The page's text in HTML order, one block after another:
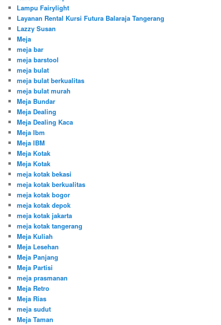
Lampu Fairylight
Layanan Rental Kursi Futura Balaraja Tangerang
Lazzy Susan
Meja
meja bar
meja barstool
meja bulat
meja bulat berkualitas
meja bulat murah
Meja Bundar
Meja Dealing
Meja Dealing Kaca
Meja Ibm
Meja IBM
Meja Kotak
Meja Kotak
meja kotak bekasi
meja kotak berkualitas
meja kotak bogor
meja kotak depok
meja kotak jakarta
meja kotak tangerang
Meja Kuliah
Meja Lesehan
Meja Panjang
Meja Partisi
meja prasmanan
Meja Retro
Meja Rias
meja sudut
Meja Taman